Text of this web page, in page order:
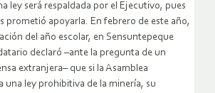
ley será respaldada por el Ejecutivo, pues
prometió apoyarla. En febrero de este año,
del año escolar, en Sensuntepeque
declaró –ante la pregunta de un
extranjera– que si la Asamblea
una ley prohibitiva de la minería, su